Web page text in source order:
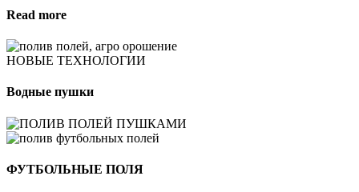
Read more
НОВЫЕ ТЕХНОЛОГИИ
Водные пушки
ФУТБОЛЬНЫЕ ПОЛЯ